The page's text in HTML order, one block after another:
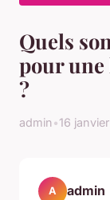
Quels
pour
?
admin•16
A admin